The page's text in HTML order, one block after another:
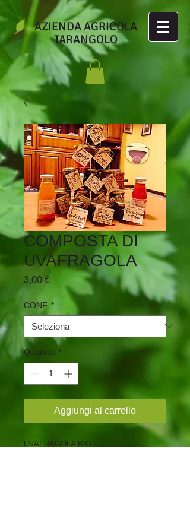
AZIENDA AGRICOLA
TARANGOLO
COMPOSTA DI
UVAFRAGOLA
3,00 €Prezzo
CONF. *
Quantità *
Aggiungi al carrello
UVAFRAGOLA BIO